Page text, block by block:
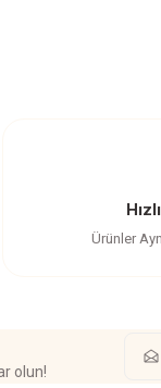
Ürünler
olun!